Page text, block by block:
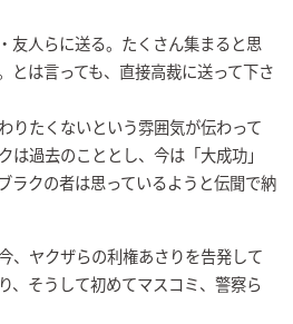
友人らに送る。たくさん集まると思
とは言っても、直接高裁に送って下さ
りたくないという雰囲気が伝わって
は過去のこととし、今は「大成功」
ラクの者は思っているようと伝聞で納
、ヤクザらの利権あさりを告発して
、そうして初めてマスコミ、警察ら